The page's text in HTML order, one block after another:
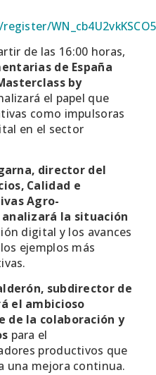
de las 16:00 horas,
de España
by
el papel que
como impulsoras
en el sector
director del
Calidad e
Agro-
la situación
digital y los avances
ejemplos más
subdirector de
el ambicioso
de la colaboración y
para el
productivos que
una mejora continua.